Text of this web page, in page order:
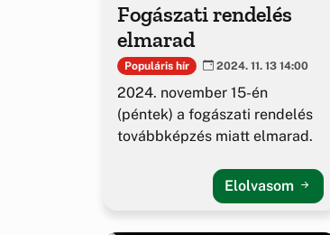
Fogászati rendelés
elmarad
Populáris hír 2024. 11. 13 14:00
2024. november 15-én
(péntek) a fogászati rendelés
továbbképzés miatt elmarad.
Elolvasom